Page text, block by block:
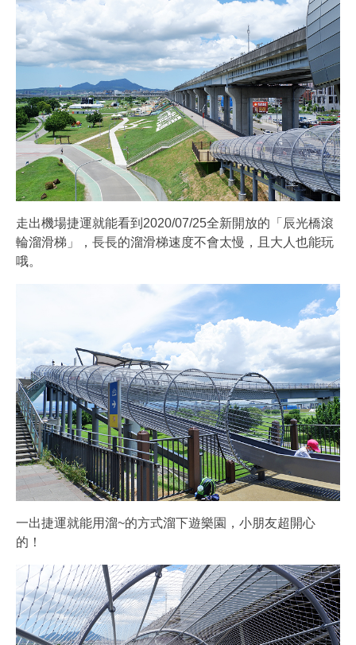
走出機場捷運就能看到2020/07/25全新開放的「辰光橋滾
輪溜滑梯」，長長的溜滑梯速度不會太慢，且大人也能玩
哦。
一出捷運就能用溜~的方式溜下遊樂園，小朋友超開心
的！